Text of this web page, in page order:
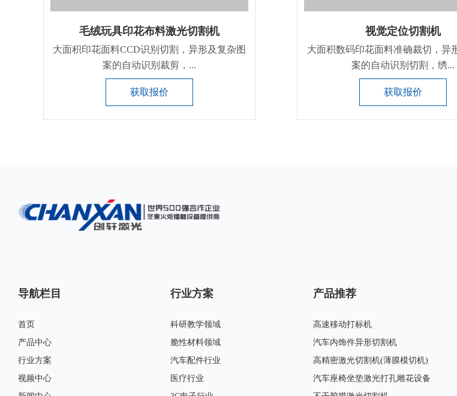
毛绒玩具印花布料激光切割机
大面积印花面料CCD识别切割，异形及复杂图
案的自动识别裁剪，...
获取报价
视觉定位切割机
大面积数码印花面料准确裁切，异
案的自动识别切割，绣...
获取报价
导航栏目
首页
产品中心
行业方案
视频中心
行业方案
科研教学领域
脆性材料领域
汽车配件行业
医疗行业
产品推荐
高速移动打标机
汽车内饰件异形切割机
高精密激光切割机(薄膜模切机)
汽车座椅坐垫激光打孔雕花设备